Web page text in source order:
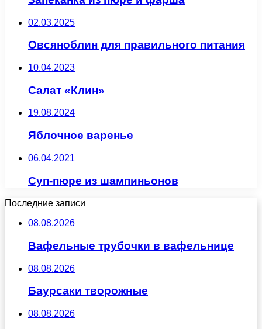
02.03.2025
Овсяноблин для правильного питания
10.04.2023
Салат «Клин»
19.08.2024
Яблочное варенье
06.04.2021
Суп-пюре из шампиньонов
Последние записи
08.08.2026
Вафельные трубочки в вафельнице
08.08.2026
Баурсаки творожные
08.08.2026